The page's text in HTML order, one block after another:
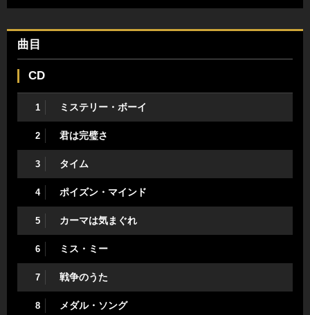
曲目
CD
1 ミステリー・ボーイ
2 君は完璧さ
3 タイム
4 ポイズン・マインド
5 カーマは気まぐれ
6 ミス・ミー
7 戦争のうた
8 メダル・ソング